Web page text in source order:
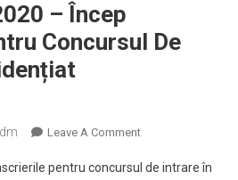
– Încep
Concursul De
Leave A CommentOn
Octombrie
pentru concursul de intrare în